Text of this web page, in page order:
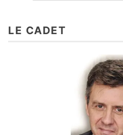
LE CADET